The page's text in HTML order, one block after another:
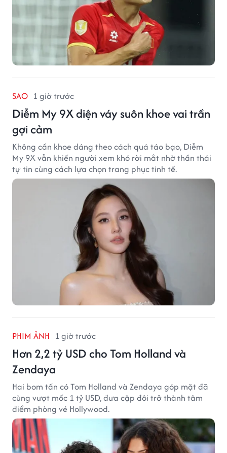
SAO 1 giờ trước
Diễm My 9X diện váy suôn khoe vai trần
gợi cảm
Không cần khoe dáng theo cách quá táo bạo, Diễm
My 9X vẫn khiến người xem khó rời mắt nhờ thần thái
tự tin cùng cách lựa chọn trang phục tinh tế.
PHIM ẢNH 1 giờ trước
Hơn 2,2 tỷ USD cho Tom Holland và
Zendaya
Hai bom tấn có Tom Holland và Zendaya góp mặt đã
cùng vượt mốc 1 tỷ USD, đưa cặp đôi trở thành tâm
điểm phòng vé Hollywood.